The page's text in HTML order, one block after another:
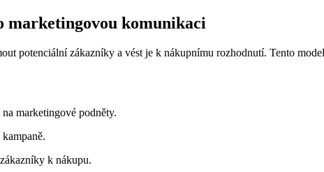
marketingovou komunikaci
potenciální zákazníky a vést je k nákupnímu rozhodnutí. Tento
marketingové podněty.
k nákupu.